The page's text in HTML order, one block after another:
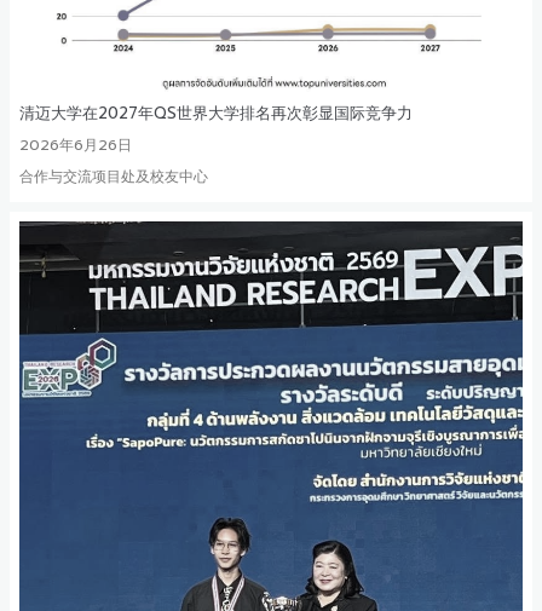
清迈大学在2027年QS世界大学排名再次彰显国际竞争力
2026年6月26日
合作与交流项目处及校友中心